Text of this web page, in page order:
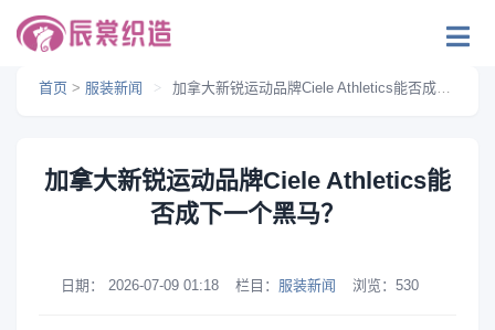
首页 > 服装新闻 > 加拿大新锐运动品牌Ciele Athletics能否成下一个黑马？
加拿大新锐运动品牌Ciele Athletics能
否成下一个黑马？
日期： 2026-07-09 01:18 栏目： 服装新闻 浏览： 530